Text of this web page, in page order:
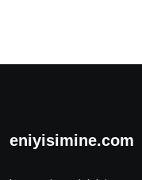
eniyisimine.com